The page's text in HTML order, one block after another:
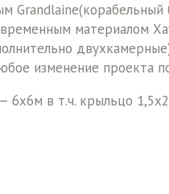
материалом
изменение проекта
6х6м в т.ч. крыльцо